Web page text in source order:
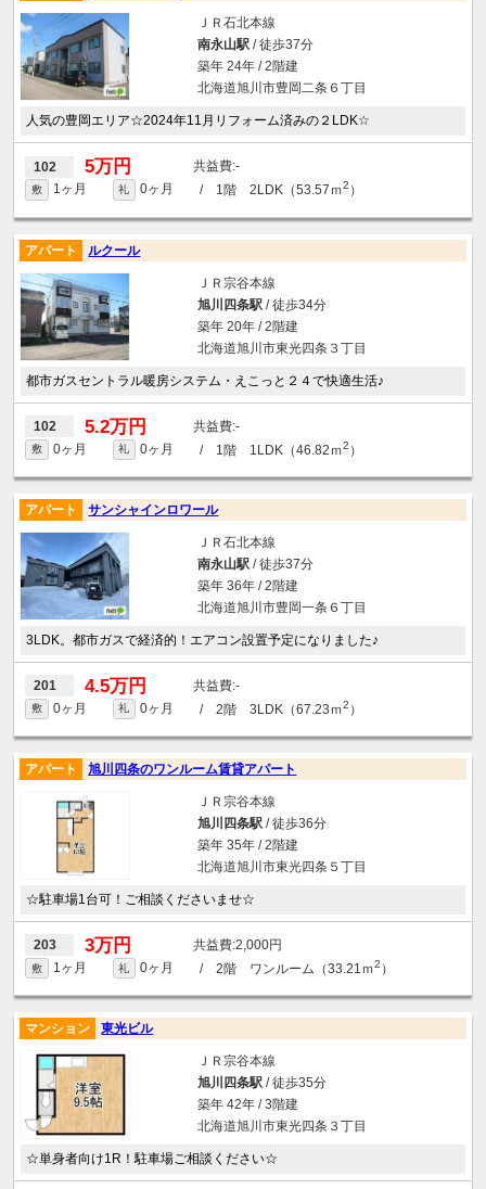
ＪＲ石北本線
南永山駅/ 徒歩37分
築年 24年 / 2階建
北海道旭川市豊岡二条６丁目
人気の豊岡エリア☆2024年11月リフォーム済みの２LDK☆
102 5万円 -
敷 1ヶ月 礼 0ヶ月 / 1階 2LDK（53.57ｍ2 ）
アパート ルクール
ＪＲ宗谷本線
旭川四条駅/ 徒歩34分
築年 20年 / 2階建
北海道旭川市東光四条３丁目
都市ガスセントラル暖房システム・えこっと２４で快適生活♪
102 5.2万円 -
敷 0ヶ月 礼 0ヶ月 / 1階 1LDK（46.82ｍ2 ）
アパート サンシャインロワール
ＪＲ石北本線
南永山駅/ 徒歩37分
築年 36年 / 2階建
北海道旭川市豊岡一条６丁目
3LDK。都市ガスで経済的！エアコン設置予定になりました♪
201 4.5万円 -
敷 0ヶ月 礼 0ヶ月 / 2階 3LDK（67.23ｍ2 ）
アパート 旭川四条のワンルーム賃貸アパート
ＪＲ宗谷本線
旭川四条駅/ 徒歩36分
築年 35年 / 2階建
北海道旭川市東光四条５丁目
☆駐車場1台可！ご相談くださいませ☆
203 3万円 2,000円
敷 1ヶ月 礼 0ヶ月 / 2階 ワンルーム（33.21ｍ2 ）
マンション 東光ビル
ＪＲ宗谷本線
旭川四条駅/ 徒歩35分
築年 42年 / 3階建
北海道旭川市東光四条３丁目
☆単身者向け1R！駐車場ご相談ください☆